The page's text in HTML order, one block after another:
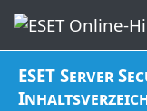
ESET Server